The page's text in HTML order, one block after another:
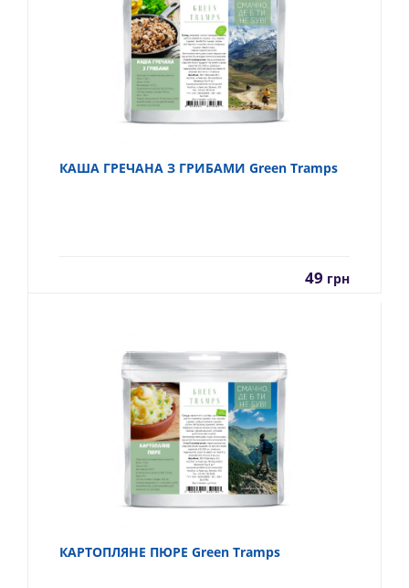
КАША ГРЕЧАНА З ГРИБАМИ Green Tramps
49 грн
КАРТОПЛЯНЕ ПЮРЕ Green Tramps